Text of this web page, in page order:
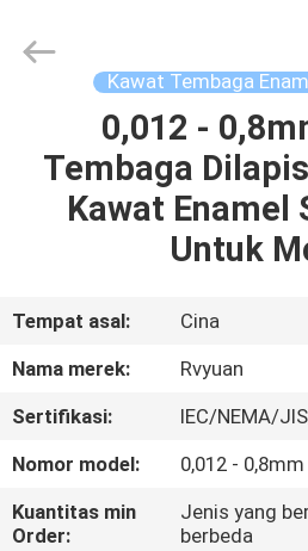
RUMAH
PRODUK
TENTANG
WISATA
PABRIK
Material
Co,.Ltd.
Kawat Tembaga
0,012 -
Tembaga
Kawat Enamel
Untuk
Tempat asal:
Cina
Nama merek:
Rvyuan
Sertifikasi:
IEC/NEMA/
Nomor model:
0,012 - 0,8mm
Kuantitas min
Order:
Jenis yang
berbeda